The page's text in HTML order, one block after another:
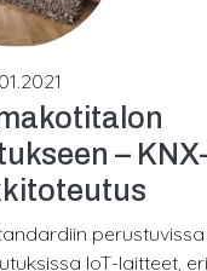
– KNX-
perustuvissa
IoT-laitteet, eri